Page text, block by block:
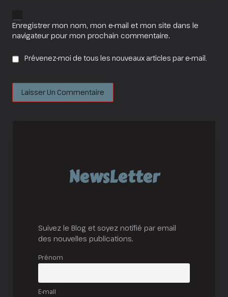
Enregistrer mon nom, mon e-mail et mon site dans le
navigateur pour mon prochain commentaire.
Prévenez-moi de tous les nouveaux articles par e-mail.
NewsLetter
Suivez le Blog et soyez notifié par email
des nouvelles publications.
Prénom
E-mail